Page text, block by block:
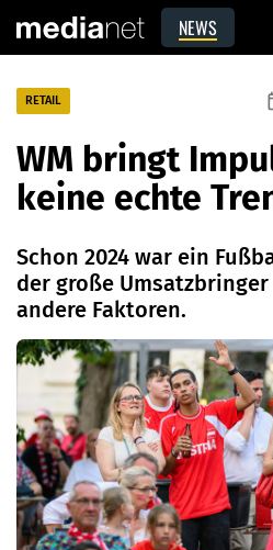
NEWS
RETAIL
WM bringt
keine echte
Schon 2024 war ein
der große
andere Faktoren.